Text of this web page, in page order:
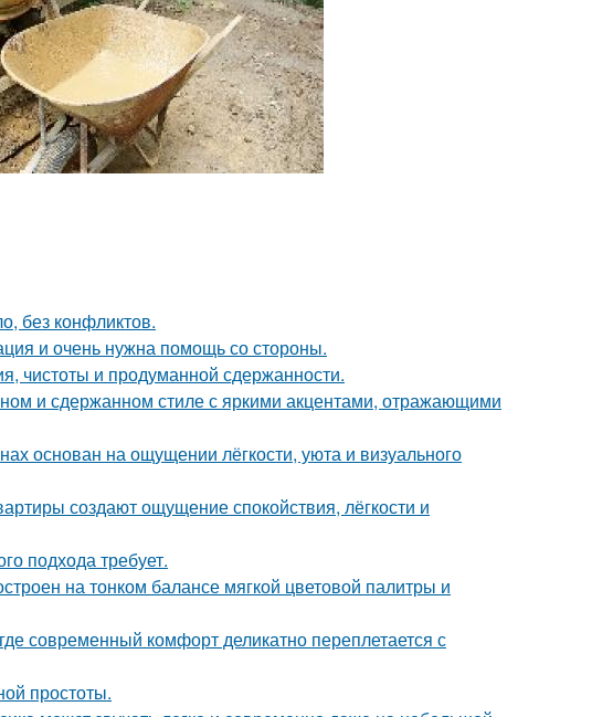
без конфликтов.
и очень нужна помощь со стороны.
чистоты и продуманной сдержанности.
и сдержанном стиле с яркими акцентами, отражающими
основан на ощущении лёгкости, уюта и визуального
создают ощущение спокойствия, лёгкости и
подхода требует.
на тонком балансе мягкой цветовой палитры и
современный комфорт деликатно переплетается с
простоты.